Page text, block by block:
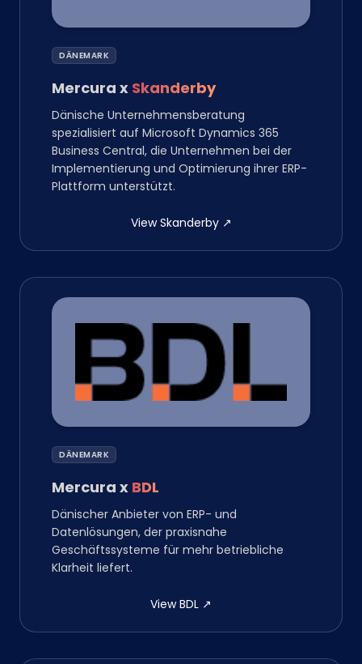
DÄNEMARK
Mercura x Skanderby
Dänische Unternehmensberatung
spezialisiert auf Microsoft Dynamics 365
Business Central, die Unternehmen bei der
Implementierung und Optimierung ihrer ERP-
Plattform unterstützt.
View Skanderby ↗
DÄNEMARK
Mercura x BDL
Dänischer Anbieter von ERP- und
Datenlösungen, der praxisnahe
Geschäftssysteme für mehr betriebliche
Klarheit liefert.
View BDL ↗